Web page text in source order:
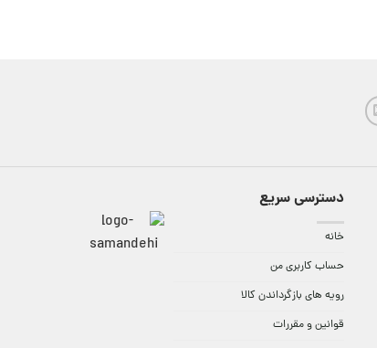
دسترسی سریع
خانه
حساب کاربری من
رویه های بازگرداندن کالا
قوانین و مقررات